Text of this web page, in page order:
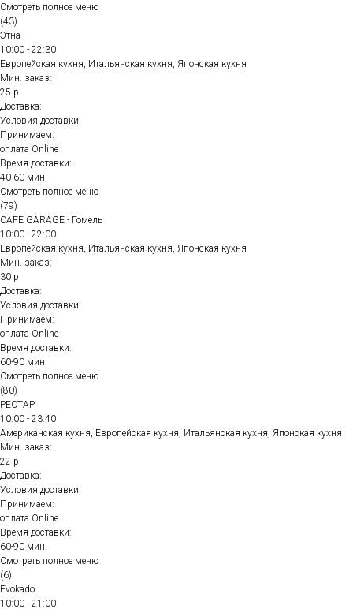
Смотреть полное меню
(43)
Этна
10:00 - 22:30
Европейская кухня, Итальянская кухня, Японская кухня
Мин. заказ:
25 р
Доставка:
Условия доставки
Принимаем:
оплата Online
Время доставки:
40-60 мин.
Смотреть полное меню
(79)
CAFE GARAGE - Гомель
10:00 - 22:00
Европейская кухня, Итальянская кухня, Японская кухня
Мин. заказ:
30 р
Доставка:
Условия доставки
Принимаем:
оплата Online
Время доставки:
60-90 мин.
Смотреть полное меню
(80)
РЕСТАР
10:00 - 23:40
Американская кухня, Европейская кухня, Итальянская кухня, Японская кухня
Мин. заказ:
22 р
Доставка:
Условия доставки
Принимаем:
оплата Online
Время доставки:
60-90 мин.
Смотреть полное меню
(6)
Evokado
10:00 - 21:00